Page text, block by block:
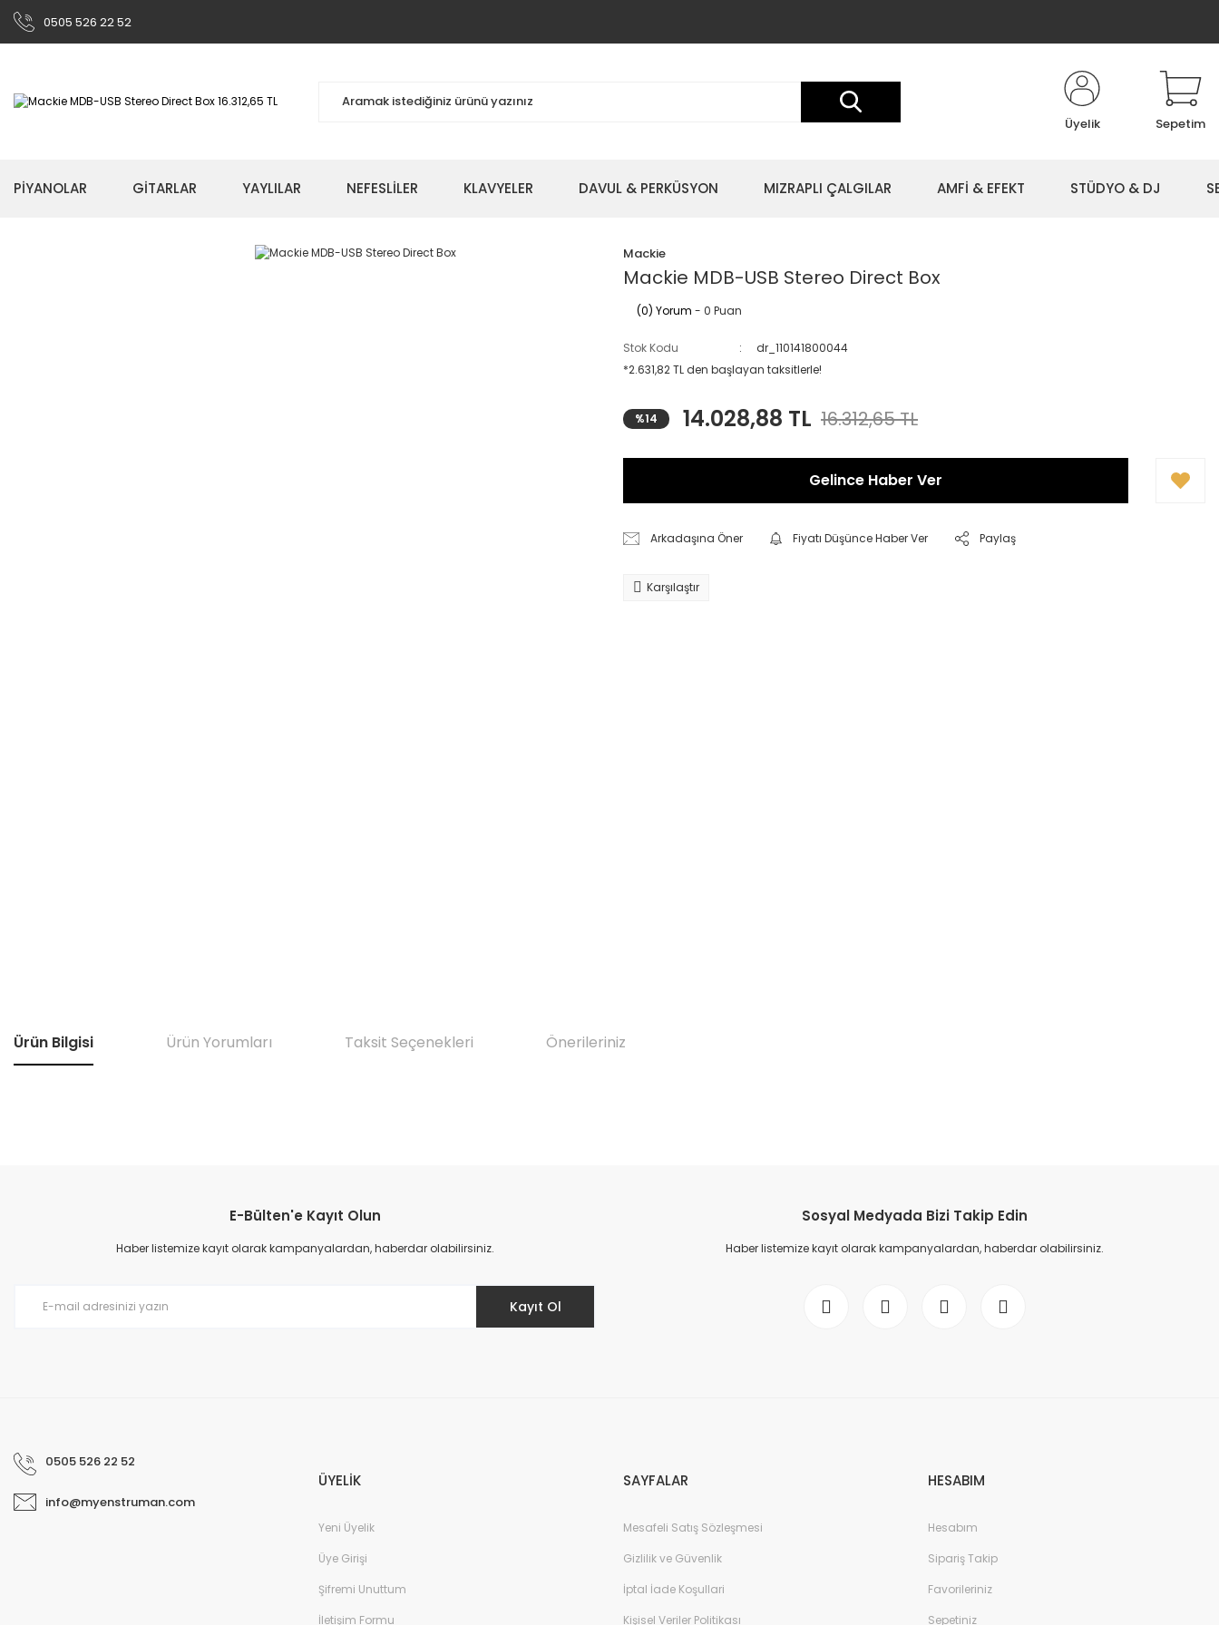
0505 526 22 52
Üyelik Sepetim
PİYANOLAR GİTARLAR YAYLILAR NEFESLİLER KLAVYELER DAVUL & PERKÜSYON MIZRAPLI ÇALGILAR AMFİ & EFEKT STÜDYO & DJ
Mackie
Mackie MDB-USB Stereo Direct Box
(0) Yorum - 0 Puan
Stok Kodu
dr_110141800044
*2.631,82 TL den başlayan taksitlerle!
%14 14.028,88 TL 16.312,65 TL
Gelince Haber Ver
Arkadaşına Öner Fiyatı Düşünce Haber Ver Paylaş
Karşılaştır
Ürün Bilgisi Ürün Yorumları Taksit Seçenekleri Önerileriniz
Ürün resmi kalitesiz, bozuk veya görüntülenemiyor.
Ürün açıklamasında eksik bilgiler bulunuyor.
E-Bülten'e Kayıt Olun
Haber listemize kayıt olarak kampanyalardan, haberdar olabilirsiniz.
Kayıt Ol
Sosyal Medyada Bizi Takip Edin
Haber listemize kayıt olarak kampanyalardan, haberdar olabilirsiniz.
0505 526 22 52
info@myenstruman.com
ÜYELİK
Yeni Üyelik
Üye Girişi
Şifremi Unuttum
İletişim Formu
SAYFALAR
Mesafeli Satış Sözleşmesi
Gizlilik ve Güvenlik
İptal İade Koşullari
Kişisel Veriler Politikası
HESABIM
Hesabım
Sipariş Takip
Favorileriniz
Sepetiniz